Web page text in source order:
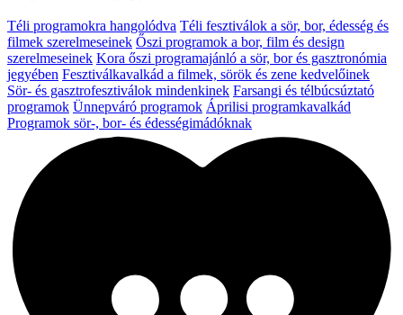
Téli programokra hangolódva Téli fesztiválok a sör, bor, édesség és
filmek szerelmeseinek Őszi programok a bor, film és design
szerelmeseinek Kora őszi programajánló a sör, bor és gasztronómia
jegyében Fesztiválkavalkád a filmek, sörök és zene kedvelőinek
Sör- és gasztrofesztiválok mindenkinek Farsangi és télbúcsúztató
programok Ünnepváró programok Áprilisi programkavalkád
Programok sör-, bor- és édességimádóknak